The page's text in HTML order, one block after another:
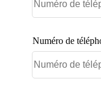
Numéro de